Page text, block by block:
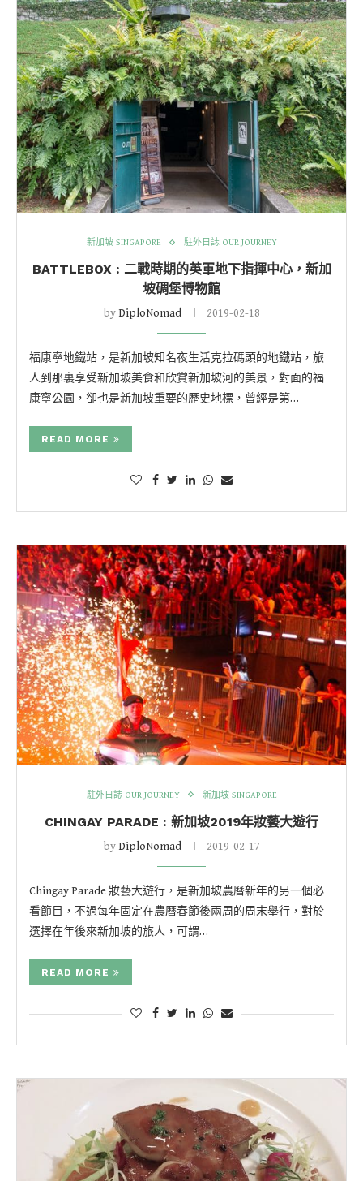
新加坡 SINGAPORE 駐外日誌 OUR JOURNEY
BATTLEBOX : 二戰時期的英軍地下指揮中心，新加
坡碉堡博物館
byDiploNomad 2019-02-18
福康寧地鐵站，是新加坡知名夜生活克拉碼頭的地鐵站，旅
人到那裏享受新加坡美食和欣賞新加坡河的美景，對面的福
康寧公園，卻也是新加坡重要的歷史地標，曾經是第…
READ MORE
駐外日誌 OUR JOURNEY 新加坡 SINGAPORE
CHINGAY PARADE : 新加坡2019年妝藝大遊行
byDiploNomad 2019-02-17
Chingay Parade 妝藝大遊行，是新加坡農曆新年的另一個必
看節目，不過每年固定在農曆春節後兩周的周末舉行，對於
選擇在年後來新加坡的旅人，可謂…
READ MORE